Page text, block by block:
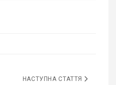
НАСТУПНА СТАТТЯ